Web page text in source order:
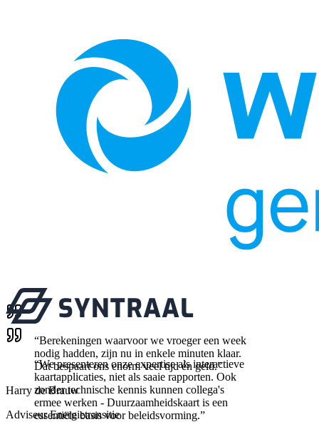
“Berekeningen waarvoor we vroeger een week
nodig hadden, zijn nu in enkele minuten klaar.
Dat bespaart ons enorm veel tijd én geld.”
Harry de Brauw
Adviseur Energietransitie
“We presenteren onze expertise als interactieve
kaartapplicaties, niet als saaie rapporten. Ook
zonder technische kennis kunnen collega's
ermee werken - Duurzaamheidskaart is een
essentiële basis voor beleidsvorming.”